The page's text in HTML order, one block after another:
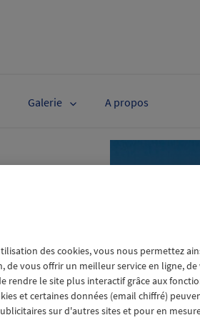
Galerie A propos
The
dimanche
des cookies, vous nous permettez
de vous offrir un meilleur service en ligne,
rendre le site plus interactif grâce aux
et certaines données (email chiffré)
sur d'autres sites et pour en